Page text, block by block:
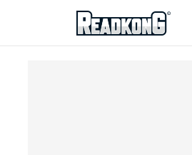
ReadkonG